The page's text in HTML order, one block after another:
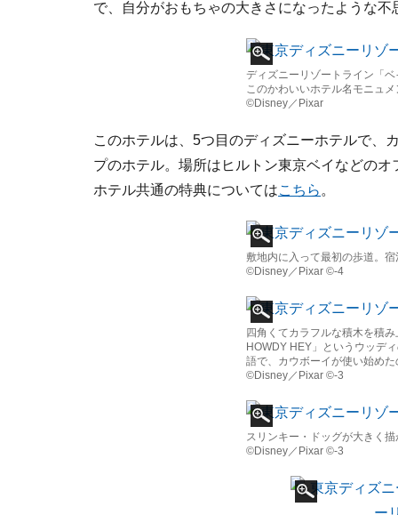
で、自分がおもちゃの大きさになったような不
ディズニーリゾートライン「
このかわいいホテル名モニュ
©Disney／Pixar
このホテルは、5つ目のディズニーホテルで、
プのホテル。場所はヒルトン東京ベイなどの
ホテル共通の特典についてはこちら 。
敷地内に入って最初の歩道。
©Disney／Pixar ©-4
四角くてカラフルな積木を積
HOWDY HEY」というウッデ
語で、カウボーイが使い始め
©Disney／Pixar ©-3
スリンキー・ドッグが大きく
©Disney／Pixar ©-3